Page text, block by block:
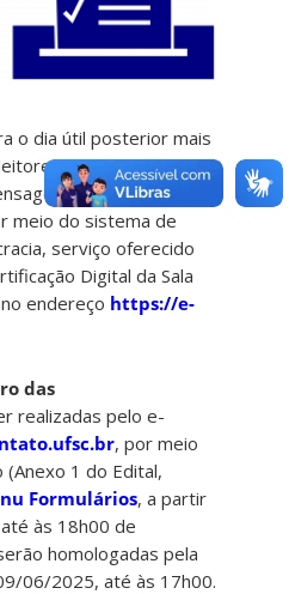
o dia útil posterior mais
serão avisados da
eletrônica. A
meio do sistema de
serviço oferecido
Digital da Sala
endereço https://e-
das
realizadas pelo e-
, por meio
1 do Edital,
Formulários, a partir
às 18h00 de
homologadas pela
06/2025, até às 17h00.